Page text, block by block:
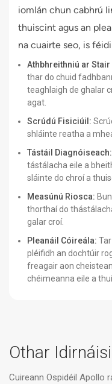
iomlán chun cabhrú
thuiscint agus an
na cuairte seo, is
Athbhreithniú ar Stair
thar do chuid
teaghlaigh de ghalar
agat.
Scrúdú Fisiciúil:
shláinte reatha a
Tástáil Diagnóiseach:
tástálacha eile a
sláinte do chroí a
Measúnú Riosca:
thorthaí do
galar croí.
Pleanáil Cóireála:
pléifidh an dochtúir
freagair aon
chéimeanna eile a
Othar
Cuireann Ospidéil Apollo